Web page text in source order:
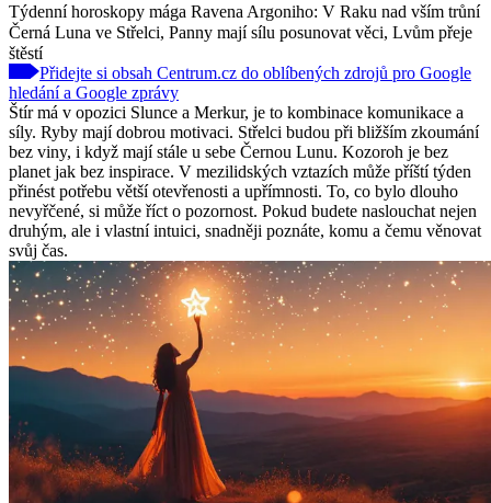
Týdenní horoskopy mága Ravena Argoniho: V Raku nad vším trůní
Černá Luna ve Střelci, Panny mají sílu posunovat věci, Lvům přeje
štěstí
Přidejte si obsah Centrum.cz do oblíbených zdrojů pro Google
hledání a Google zprávy
Štír má v opozici Slunce a Merkur, je to kombinace komunikace a
síly. Ryby mají dobrou motivaci. Střelci budou při bližším zkoumání
bez viny, i když mají stále u sebe Černou Lunu. Kozoroh je bez
planet jak bez inspirace. V mezilidských vztazích může příští týden
přinést potřebu větší otevřenosti a upřímnosti. To, co bylo dlouho
nevyřčené, si může říct o pozornost. Pokud budete naslouchat nejen
druhým, ale i vlastní intuici, snadněji poznáte, komu a čemu věnovat
svůj čas.